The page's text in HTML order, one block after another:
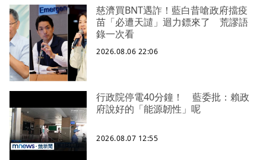
慈濟買BNT遇詐！藍白昔嗆政府擋疫
苗「必遭天譴」迴力鏢來了 荒謬語
錄一次看
2026.08.06 22:06
行政院停電40分鐘！ 藍委批：賴政
府說好的「能源韌性」呢
2026.08.07 12:55